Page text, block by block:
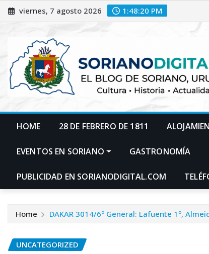
Skip
to
viernes, 7 agosto 2026 1:48:21 PM
HOME 28 DE FEBRERO DE 1811
EVENTOS EN SORIANO GASTRONOMÍA
PUBLICIDAD EN SORIANODIGITAL.COM
Home DAKAR 3014/6º General: Lafuente 1º,
UNCATEGORIZED